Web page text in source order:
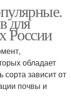
для
России
обладает
зависит от
почвы и